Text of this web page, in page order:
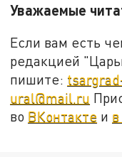
Уважаемые
Если вам есть
редакцией
пишите:
ural@mail.ru
во ВКонтакте и